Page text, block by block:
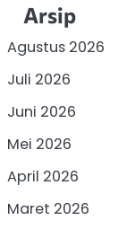
Arsip
Agustus 2026
Juli 2026
Juni 2026
Mei 2026
April 2026
Maret 2026